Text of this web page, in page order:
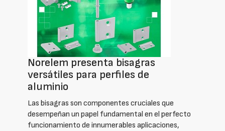
Norelem presenta bisagras
versátiles para perfiles de
aluminio
Las bisagras son componentes cruciales que
desempeñan un papel fundamental en el perfecto
funcionamiento de innumerables aplicaciones,